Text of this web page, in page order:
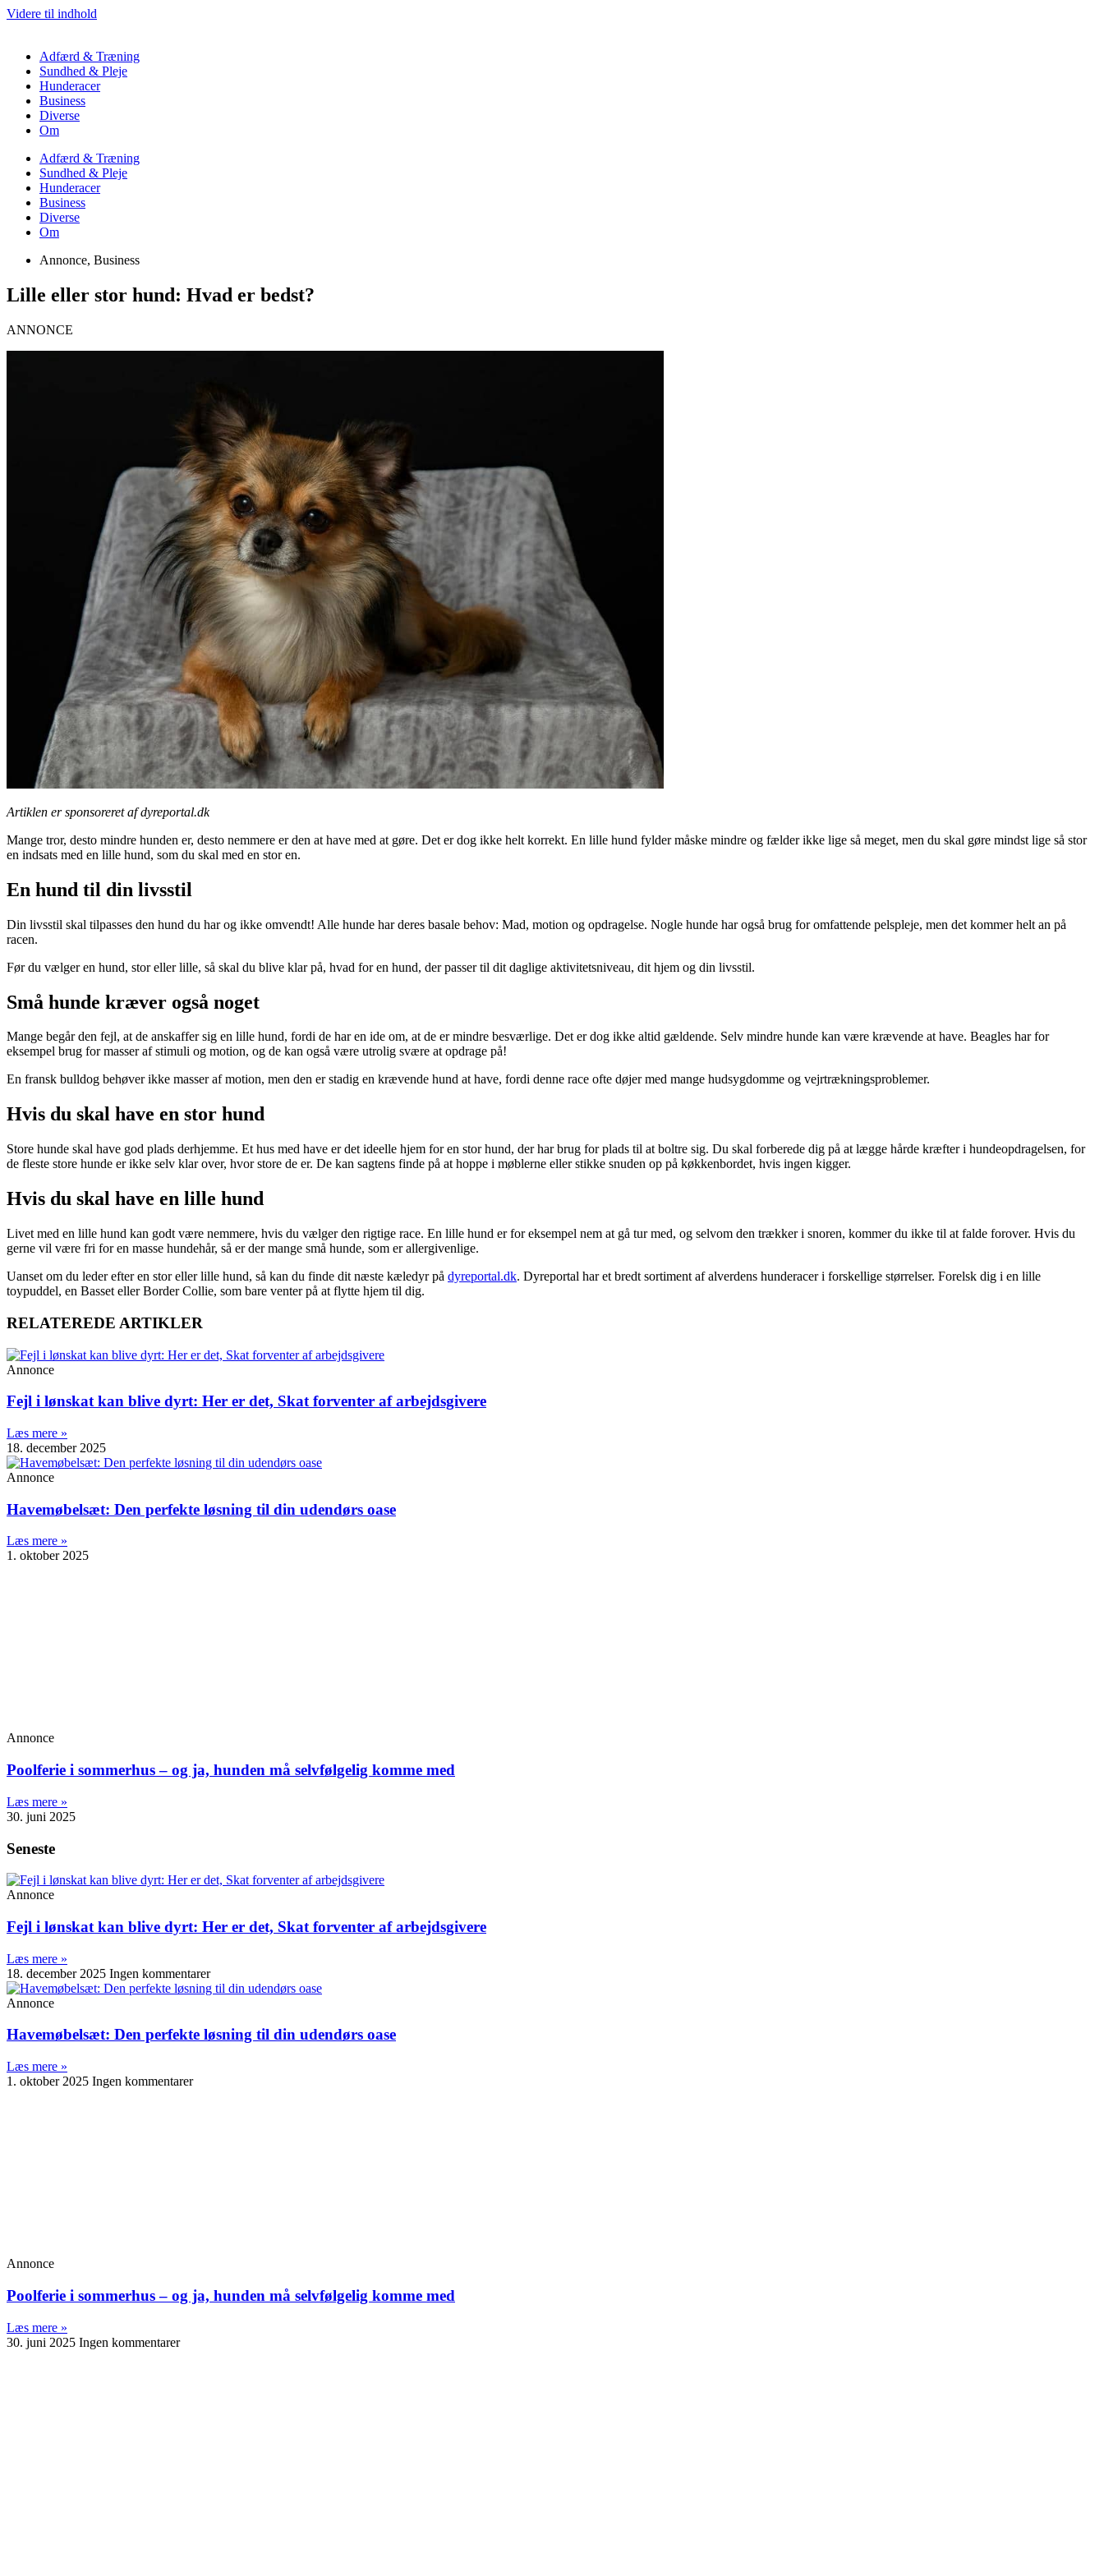
Videre til indhold
Adfærd & Træning
Sundhed & Pleje
Hunderacer
Business
Diverse
Om
Adfærd & Træning
Sundhed & Pleje
Hunderacer
Business
Diverse
Om
Annonce, Business
Lille eller stor hund: Hvad er bedst?
ANNONCE
Artiklen er sponsoreret af dyreportal.dk
Mange tror, desto mindre hunden er, desto nemmere er den at have med at gøre. Det er dog ikke helt korrekt. En lille hund fylder måske mindre og fælder ikke lige så meget, men du skal gøre mindst lige så stor
en indsats med en lille hund, som du skal med en stor en.
En hund til din livsstil
Din livsstil skal tilpasses den hund du har og ikke omvendt! Alle hunde har deres basale behov: Mad, motion og opdragelse. Nogle hunde har også brug for omfattende pelspleje, men det kommer helt an på
racen.
Før du vælger en hund, stor eller lille, så skal du blive klar på, hvad for en hund, der passer til dit daglige aktivitetsniveau, dit hjem og din livsstil.
Små hunde kræver også noget
Mange begår den fejl, at de anskaffer sig en lille hund, fordi de har en ide om, at de er mindre besværlige. Det er dog ikke altid gældende. Selv mindre hunde kan være krævende at have. Beagles har for
eksempel brug for masser af stimuli og motion, og de kan også være utrolig svære at opdrage på!
En fransk bulldog behøver ikke masser af motion, men den er stadig en krævende hund at have, fordi denne race ofte døjer med mange hudsygdomme og vejrtrækningsproblemer.
Hvis du skal have en stor hund
Store hunde skal have god plads derhjemme. Et hus med have er det ideelle hjem for en stor hund, der har brug for plads til at boltre sig. Du skal forberede dig på at lægge hårde kræfter i hundeopdragelsen, for
de fleste store hunde er ikke selv klar over, hvor store de er. De kan sagtens finde på at hoppe i møblerne eller stikke snuden op på køkkenbordet, hvis ingen kigger.
Hvis du skal have en lille hund
Livet med en lille hund kan godt være nemmere, hvis du vælger den rigtige race. En lille hund er for eksempel nem at gå tur med, og selvom den trækker i snoren, kommer du ikke til at falde forover. Hvis du
gerne vil være fri for en masse hundehår, så er der mange små hunde, som er allergivenlige.
Uanset om du leder efter en stor eller lille hund, så kan du finde dit næste kæledyr på dyreportal.dk. Dyreportal har et bredt sortiment af alverdens hunderacer i forskellige størrelser. Forelsk dig i en lille
toypuddel, en Basset eller Border Collie, som bare venter på at flytte hjem til dig.
RELATEREDE ARTIKLER
Annonce
Fejl i lønskat kan blive dyrt: Her er det, Skat forventer af arbejdsgivere
Læs mere »
18. december 2025
Annonce
Havemøbelsæt: Den perfekte løsning til din udendørs oase
Læs mere »
1. oktober 2025
Annonce
Poolferie i sommerhus – og ja, hunden må selvfølgelig komme med
Læs mere »
30. juni 2025
Seneste
Annonce
Fejl i lønskat kan blive dyrt: Her er det, Skat forventer af arbejdsgivere
Læs mere »
18. december 2025 Ingen kommentarer
Annonce
Havemøbelsæt: Den perfekte løsning til din udendørs oase
Læs mere »
1. oktober 2025 Ingen kommentarer
Annonce
Poolferie i sommerhus – og ja, hunden må selvfølgelig komme med
Læs mere »
30. juni 2025 Ingen kommentarer